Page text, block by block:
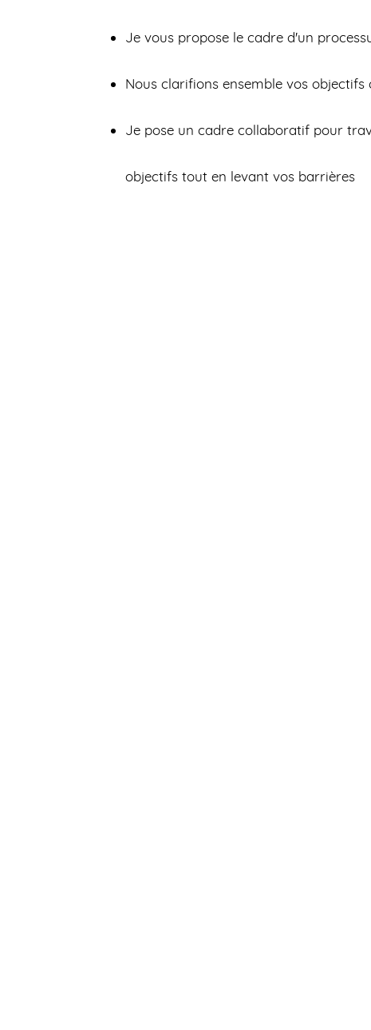
Je vous propose le cadre d'un
Nous clarifions ensemble vos objectifs
Je pose un cadre collaboratif pour
objectifs tout en levant vos barrières